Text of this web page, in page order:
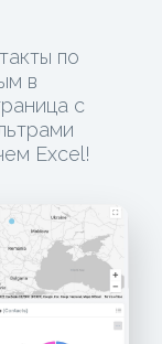
по
в
с
Excel!